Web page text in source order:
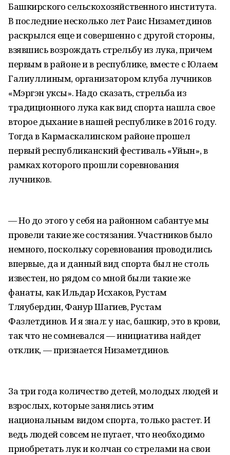
Башкирского сельскохозяйственного института.
В последние несколько лет Раис Низаметдинов
раскрылся еще и совершенно с другой стороны,
взявшись возрождать стрельбу из лука, причем
первым в районе и в республике, вместе с Юлаем
Галиуллиным, организатором клуба лучников
«Мэргэн уксы». Надо сказать, стрельба из
традиционного лука как вид спорта нашла свое
второе дыхание в нашей республике в 2016 году.
Тогда в Кармаскалинском районе прошел
первый республиканский фестиваль «Уйын», в
рамках которого прошли соревнования
лучников.
— Но до этого у себя на районном сабантуе мы
провели такие же состязания. Участников было
немного, поскольку соревнования проводились
впервые, да и данный вид спорта был не столь
известен, но рядом со мной были такие же
фанаты, как Ильдар Исхаков, Рустам
Тляубердин, Фанур Шагиев, Рустам
Фазлетдинов. И я знал: у нас, башкир, это в крови,
так что не сомневался — инициатива найдет
отклик, — признается Низаметдинов.
За три года количество детей, молодых людей и
взрослых, которые занялись этим
национальным видом спорта, только растет. И
ведь людей совсем не пугает, что необходимо
приобретать лук и колчан со стрелами на свои